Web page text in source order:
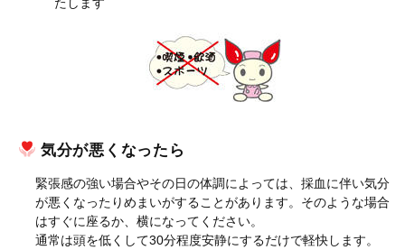
たします
気分が悪くなったら
緊張感の強い場合やその日の体調によっては、採血に伴い気分
が悪くなったりめまいがすることがあります。そのような場合
はすぐに座るか、横になってください。
通常は頭を低くして30分程度安静にするだけで軽快します。